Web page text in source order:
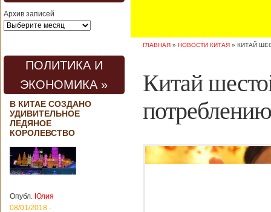
Архив записей
ПОЛИТИКА И
ЭКОНОМИКА »
В КИТАЕ СОЗДАНО
УДИВИТЕЛЬНОЕ
ЛЕДЯНОЕ
КОРОЛЕВСТВО
Опубл. Юлия
08/01/2018 -
ГЛАВНАЯ » НОВОСТИ КИТАЯ » КИТАЙ
Китай